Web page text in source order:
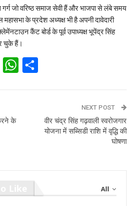
गर्ग जो वरिष्ठ समाज सेवी हैं और भाजपा से लंबे समय
के प्रदेश अध्यक्ष भी है अपनी दावेदारी
कैंट बोर्ड के पूर्व उपाध्यक्ष भूपेंद्र सिंह
चुके हैं।
Pinterest
WhatsApp
के
NEXT POST
वीर चंद्र सिंह गढ़वाली स्वरोजगार
योजना में सब्सिडी राशि में वृद्धि की
घोषणा
All